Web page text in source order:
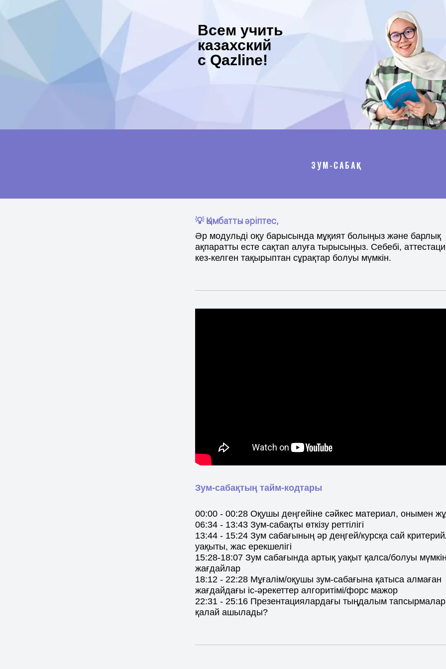
Tilda
Всем учить
казахский
с Qazline!
ЗУМ-САБАҚ
💡Қымбатты әріптес,
Әр модульді оқу барысында мұқият болыңыз және барлық
ақпаратты есте сақтап алуға тырысыңыз. Себебі,
кез-келген тақырыптан сұрақтар болуы мүмкін.
Зум-сабақтың тайм-кодтары
00:00 - 00:28 Оқушы деңгейіне сәйкес материал, онымен
06:34 - 13:43 Зум-сабақты өткізу реттілігі
13:44 - 15:24 Зум сабағының әр деңгей/курсқа сай
уақыты, жас ерекшелігі
15:28-18:07 Зум сабағында артық уақыт қалса/болуы мүмкін
жағдайлар
18:12 - 22:28 Мұғалім/оқушы зум-сабағына қатыса алмаған
жағдайдағы іс-әрекеттер алгоритімі/форс мажор
22:31 - 25:16 Презентациялардағы тыңдалым
қалай ашылады?